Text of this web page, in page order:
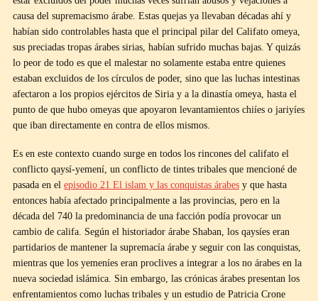
causa del supremacismo árabe. Estas quejas ya llevaban décadas ahí y
habían sido controlables hasta que el principal pilar del Califato omeya,
sus preciadas tropas árabes sirias, habían sufrido muchas bajas. Y quizás
lo peor de todo es que el malestar no solamente estaba entre quienes
estaban excluidos de los círculos de poder, sino que las luchas intestinas
afectaron a los propios ejércitos de Siria y a la dinastía omeya, hasta el
punto de que hubo omeyas que apoyaron levantamientos chiíes o jariyíes
que iban directamente en contra de ellos mismos.
Es en este contexto cuando surge en todos los rincones del califato el
conflicto qaysí-yemení, un conflicto de tintes tribales que mencioné de
pasada en el episodio 21 El islam y las conquistas árabes y que hasta
entonces había afectado principalmente a las provincias, pero en la
década del 740 la predominancia de una facción podía provocar un
cambio de califa. Según el historiador árabe Shaban, los qaysíes eran
partidarios de mantener la supremacía árabe y seguir con las conquistas,
mientras que los yemeníes eran proclives a integrar a los no árabes en la
nueva sociedad islámica. Sin embargo, las crónicas árabes presentan los
enfrentamientos como luchas tribales y un estudio de Patricia Crone